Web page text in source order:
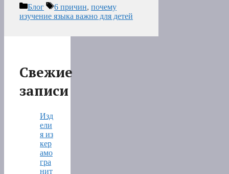
Рубрики
Блог Метки
6 причин, почему
изучение языка важно для детей
Свежие
записи
Изд
ели
я из
кер
амо
гра
нит